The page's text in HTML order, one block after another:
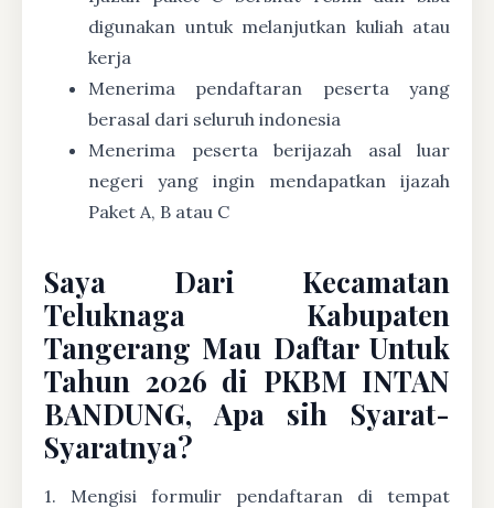
digunakan untuk melanjutkan kuliah atau
kerja
Menerima pendaftaran peserta yang
berasal dari seluruh indonesia
Menerima peserta berijazah asal luar
negeri yang ingin mendapatkan ijazah
Paket A, B atau C
Saya Dari Kecamatan
Teluknaga Kabupaten
Tangerang Mau Daftar Untuk
Tahun 2026 di PKBM INTAN
BANDUNG, Apa sih Syarat-
Syaratnya?
1. Mengisi formulir pendaftaran di tempat